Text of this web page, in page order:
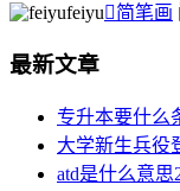
feiyu简笔画
最新文章
专升本要什么
大学新生兵役
atd是什么意思